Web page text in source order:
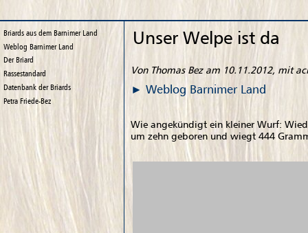
Briards aus dem Barnimer Land
Weblog Barnimer Land
Der Briard
Rassestandard
Datenbank der Briards
Petra Friede-Bez
Unser Welpe ist da
Von Thomas Bez am 10.11.2012, mit
Weblog Barnimer Land
Wie angekündigt ein kleiner Wurf:
um zehn geboren und wiegt 444